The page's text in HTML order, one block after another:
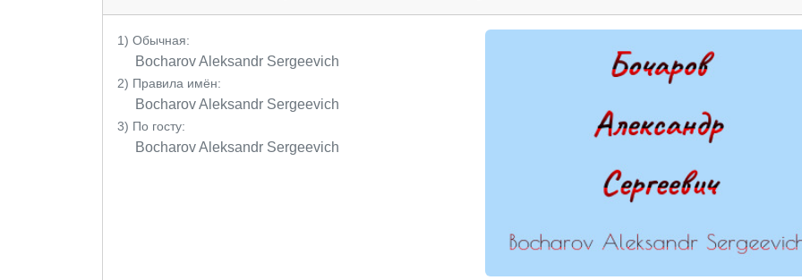
1) Обычная:
Bocharov Aleksandr Sergeevich
2) Правила имён:
Bocharov Aleksandr Sergeevich
3) По госту:
Bocharov Aleksandr Sergeevich